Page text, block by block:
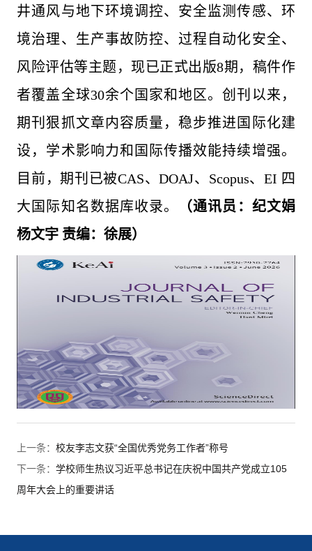
井通风与地下环境调控、安全监测传感、环
境治理、生产事故防控、过程自动化安全、
风险评估等主题，现已正式出版8期，稿件作
者覆盖全球30余个国家和地区。创刊以来，
期刊狠抓文章内容质量，稳步推进国际化建
设，学术影响力和国际传播效能持续增强。
目前，期刊已被CAS、DOAJ、Scopus、EI 四
大国际知名数据库收录。
（通讯员：纪文娟
杨文宇 责编：徐展）
上一条：校友李志文获“全国优秀党务工作者”称号
下一条：学校师生热议习近平总书记在庆祝中国共产党成立105
周年大会上的重要讲话